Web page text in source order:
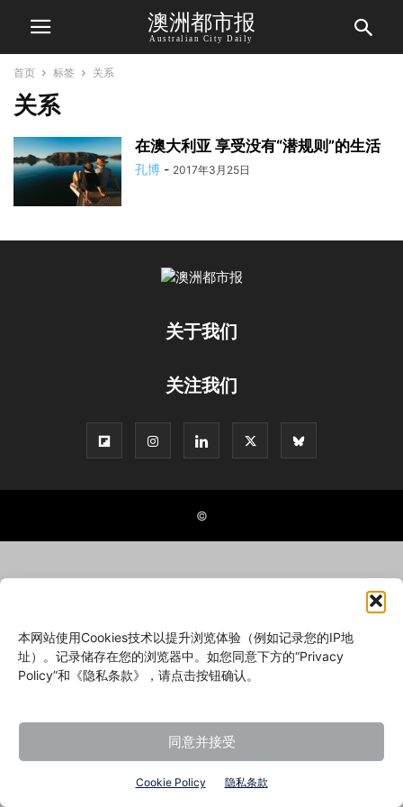
本网站使用Cookies技术以提升浏览体验（例如记录您的IP地
址）。记录储存在您的浏览器中。如您同意下方的“Privacy
Policy”和《隐私条款》，请点击按钮确认。
同意并接受
Cookie Policy 隐私条款
澳洲都市报
Australian City Daily
首页 标签 关系
关系
在澳大利亚 享受没有“潜规则”的生活
孔博 - 2017年3月25日
关于我们
关注我们
©